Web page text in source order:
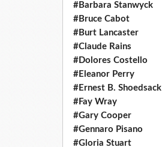
#Barbara Stanwyck
#Bruce Cabot
#Burt Lancaster
#Claude Rains
#Dolores Costello
#Eleanor Perry
#Ernest B. Shoedsack
#Fay Wray
#Gary Cooper
#Gennaro Pisano
#Gloria Stuart